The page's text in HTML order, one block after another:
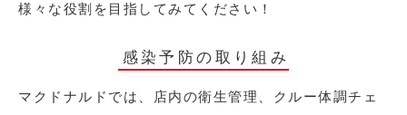
様々な役割を目指してみてください！
感染予防の取り組み
マクドナルドでは、店内の衛生管理、クルー体調チェ